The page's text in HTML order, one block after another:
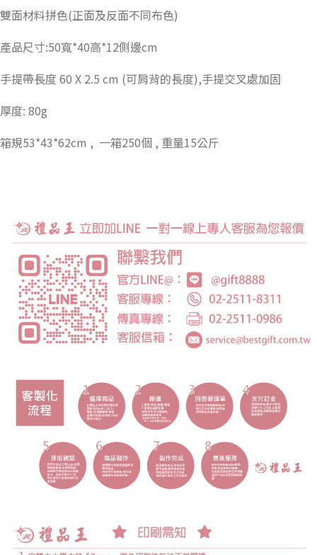
雙面材料拼色(正面及反面不同布色)
產品尺寸:50寬*40高*12側邊cm
手提帶長度 60 X 2.5 cm (可肩背的長度),手提交叉處加固
厚度: 80g
箱規53*43*62cm , 一箱250個 , 重量15公斤